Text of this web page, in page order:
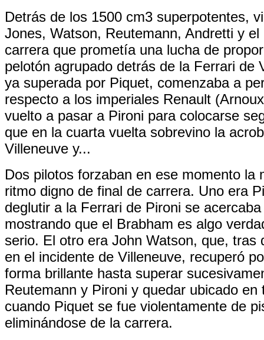
Detrás de los 1500 cm3 superpotentes,
Jones, Watson, Reutemann, Andretti y
carrera que prometía una lucha de
pelotón agrupado detrás de la Ferrari de
ya superada por Piquet, comenzaba a
respecto a los imperiales Renault
vuelto a pasar a Pironi para colocarse
que en la cuarta vuelta sobrevino la
Villeneuve y...
Dos pilotos forzaban en ese momento la
ritmo digno de final de carrera. Uno era
deglutir a la Ferrari de Pironi se
mostrando que el Brabham es algo
serio. El otro era John Watson, que, tras
en el incidente de Villeneuve, recuperó
forma brillante hasta superar
Reutemann y Pironi y quedar ubicado en
cuando Piquet se fue violentamente de
eliminándose de la carrera.